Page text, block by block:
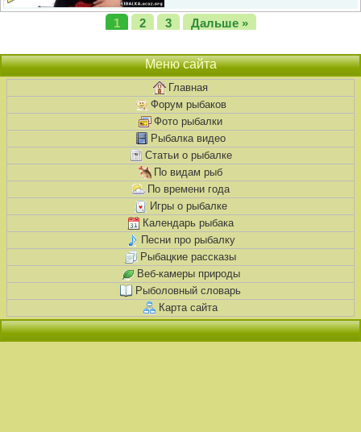
1 2 3 Дальше »
Меню сайта
Главная
Форум рыбаков
Фото рыбалки
Рыбалка видео
Статьи о рыбалке
По видам рыб
По времени года
Игры о рыбалке
Календарь рыбака
Песни про рыбалку
Рыбацкие рассказы
Веб-камеры природы
Рыболовный словарь
Карта сайта